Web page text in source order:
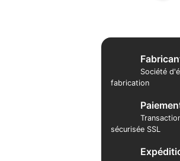
Société
fabrication
sécurisée SSL